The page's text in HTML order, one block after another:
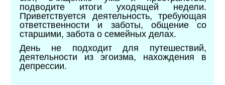
подводите итоги уходящей недели.
Приветствуется деятельность, требующая
ответственности и заботы, общение со
старшими, забота о семейных делах.
День не подходит для путешествий,
деятельности из эгоизма, нахождения в
депрессии.